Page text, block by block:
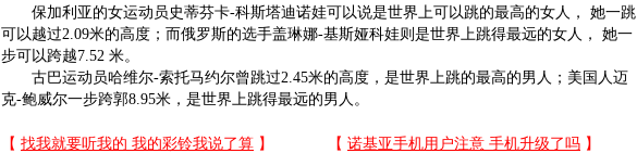
保加利亚的女运动员史蒂芬卡-科斯塔迪诺娃可以说是世界上可以跳的最高的女人， 她一跳
可以越过2.09米的高度；而俄罗斯的选手盖琳娜-基斯娅科娃则是世界上跳得最远的女人， 她一
步可以跨越7.52 米。
古巴运动员哈维尔-索托马约尔曾跳过2.45米的高度，是世界上跳的最高的男人；美国人迈
克-鲍威尔一步跨郭8.95米，是世界上跳得最远的男人。